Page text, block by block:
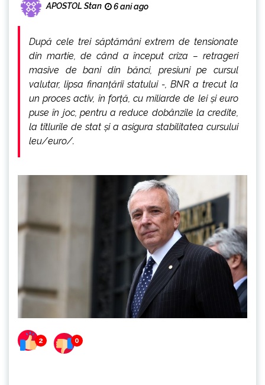
APOSTOL Stan 6 ani ago
După cele trei săptămâni extrem de tensionate
din martie, de când a început criza – retrageri
masive de bani din bănci, presiuni pe cursul
valutar, lipsa finanţării statului -, BNR a trecut la
un proces activ, în forţă, cu miliarde de lei şi euro
puse în joc, pentru a reduce dobânzile la credite,
la titlurile de stat şi a asigura stabilitatea cursului
leu/euro/.
2 0